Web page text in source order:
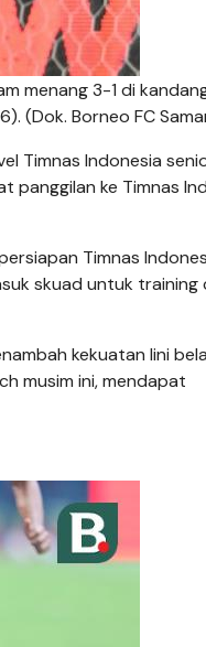
menang 3-1 di
(Dok. Borneo FC
Timnas Indonesia
panggilan ke Timnas
Timnas
skuad untuk training
kekuatan lini
musim ini, mendapat